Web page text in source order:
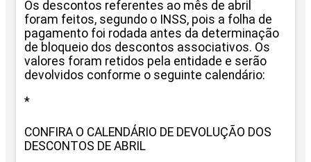
Os descontos referentes ao mês de abril
foram feitos, segundo o INSS, pois a folha de
pagamento foi rodada antes da determinação
de bloqueio dos descontos associativos. Os
valores foram retidos pela entidade e serão
devolvidos conforme o seguinte calendário:
*
CONFIRA O CALENDÁRIO DE DEVOLUÇÃO DOS
DESCONTOS DE ABRIL